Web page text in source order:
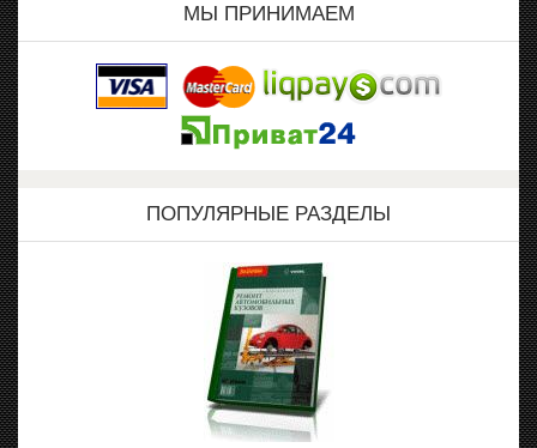
МЫ ПРИНИМАЕМ
ПОПУЛЯРНЫЕ РАЗДЕЛЫ